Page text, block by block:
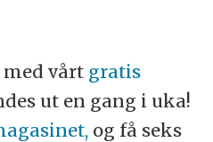
vårt gratis
ut en gang i uka!
og få seks